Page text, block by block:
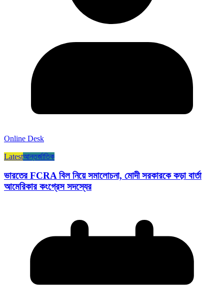
Online Desk
Latestআন্তর্জাতিক
ভারতের FCRA বিল নিয়ে সমালোচনা, মোদী সরকারকে কড়া বার্তা
আমেরিকার কংগ্রেস সদস্যের